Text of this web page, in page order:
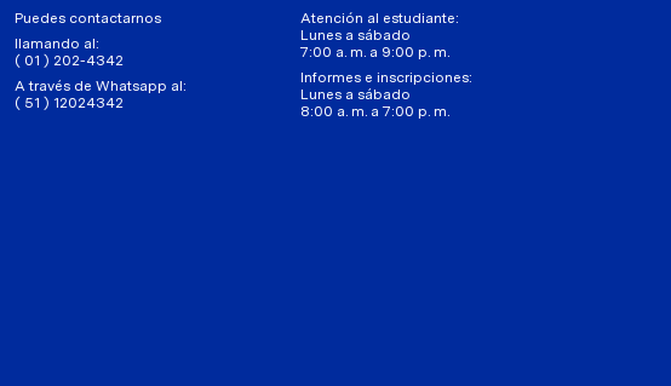
Puedes contactarnos
llamando al:
( 01 ) 202-4342
A través de Whatsapp al:
( 51 ) 12024342
Atención al estudiante:
Lunes a sábado
7:00 a. m. a 9:00 p. m.
Informes e inscripciones:
Lunes a sábado
8:00 a. m. a 7:00 p. m.